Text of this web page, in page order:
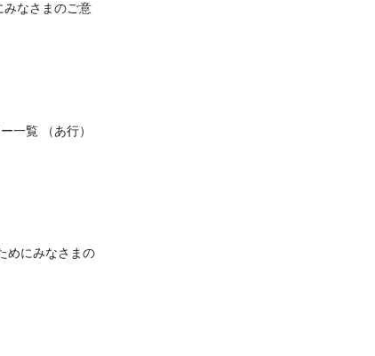
みなさまのご意
一覧 （あ行）
めにみなさまの